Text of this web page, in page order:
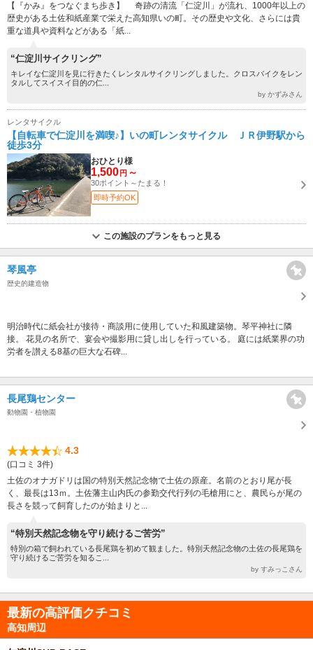
【『かみ』をつなぐまち歩き】 奇跡の清流「仁淀川」が流れ、1000年以上の
歴史がある土佐和紙産業で栄えた高知県いの町。その歴史や文化、さらには貴
重な道具や資料などがある「紙...
“仁淀川サイクリング”
キレイな仁淀川を見に行きたくレンタルサイクリングしました。クロスバイクをレン
タルしてスイスイ目的の仁...
by かずみさん
レンタサイクル
【自転車で仁淀川を満喫♪】いの町レンタサイクル ＪＲ伊野駅から
徒歩3分
おひとり様
1,500 円 ～
30ポイント～たまる！
即時予約OK
この施設のプランをもっと見る
琴風亭
歴史的建造物
明治時代に紙会社が接待・商談用に使用していた和風建築物。琴平神社に隣
接。 花見の名所で、宴会や撮影用に貸し出しを行っている。 庭には紙業界の功
労者を讃える8基の巨大な石碑...
長尾鶏センター
動物園・植物園
4.3
(口コミ 3件)
土佐のオナガドリは国の特別天然記念物で土佐の原産。名前のとおり尾が長
く、最長は13ｍ。土佐藩主山内氏の参勤交代行列の毛槍用にと、農民らが尾の
長さを競って飼育したのが始まりと...
“特別天然記念物を守り続けるご苦労”
特別の箱で飼われている長尾鶏を初めて観ました。特別天然記念物の土佐の長尾鶏を
守り続けるご苦労を知るこ...
by すみっこさん
最新の高評価クチコミ
高知周辺